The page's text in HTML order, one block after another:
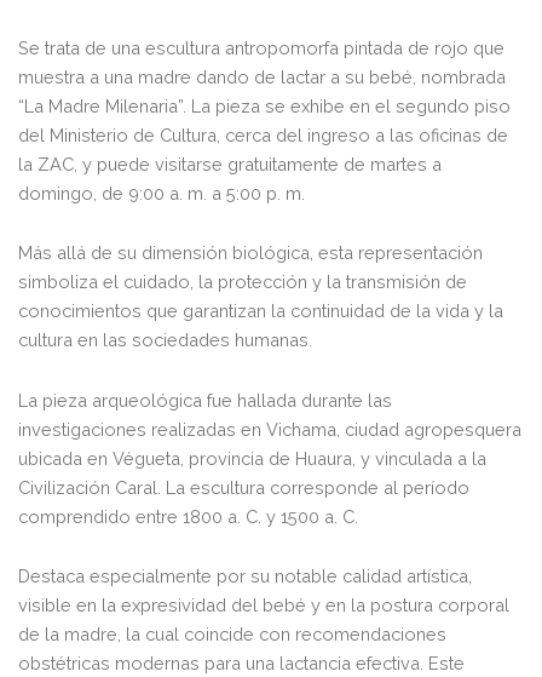
Se trata de una escultura antropomorfa pintada de rojo que
muestra a una madre dando de lactar a su bebé, nombrada
“La Madre Milenaria”. La pieza se exhibe en el segundo piso
del Ministerio de Cultura, cerca del ingreso a las oficinas de
la ZAC, y puede visitarse gratuitamente de martes a
domingo, de 9:00 a. m. a 5:00 p. m.
Más allá de su dimensión biológica, esta representación
simboliza el cuidado, la protección y la transmisión de
conocimientos que garantizan la continuidad de la vida y la
cultura en las sociedades humanas.
La pieza arqueológica fue hallada durante las
investigaciones realizadas en Vichama, ciudad agropesquera
ubicada en Végueta, provincia de Huaura, y vinculada a la
Civilización Caral. La escultura corresponde al período
comprendido entre 1800 a. C. y 1500 a. C.
Destaca especialmente por su notable calidad artística,
visible en la expresividad del bebé y en la postura corporal
de la madre, la cual coincide con recomendaciones
obstétricas modernas para una lactancia efectiva. Este